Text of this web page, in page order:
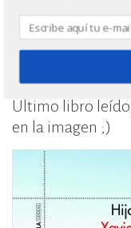
Último libro
en la imagen ;)